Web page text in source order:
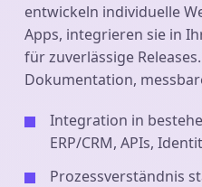
entwickeln individuelle
Apps, integrieren sie in
für zuverlässige
Dokumentation,
Integration in
ERP/CRM, APIs,
Prozessverständnis